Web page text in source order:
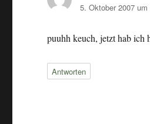
5. Oktober 2007 um
puuhh keuch, jetzt hab
Antworten